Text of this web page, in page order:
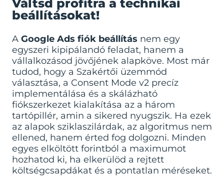
Váltsd profitra a technikai
beállításokat!
A Google Ads fiók beállítás nem egy
egyszeri kipipálandó feladat, hanem a
vállalkozásod jövőjének alapköve. Most már
tudod, hogy a Szakértői üzemmód
választása, a Consent Mode v2 precíz
implementálása és a skálázható
fiókszerkezet kialakítása az a három
tartópillér, amin a sikered nyugszik. Ha ezek
az alapok sziklaszilárdak, az algoritmus nem
ellened, hanem érted fog dolgozni. Minden
egyes elköltött forintból a maximumot
hozhatod ki, ha elkerülöd a rejtett
költségcsapdákat és a pontatlan méréseket.